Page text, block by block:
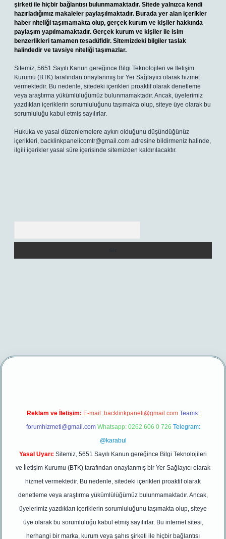
şirketi ile hiçbir bağlantısı bulunmamaktadır. Sitede yalnızca kendi
hazırladığımız makaleler paylaşılmaktadır. Burada yer alan içerikler
haber niteliği taşımamakta olup, gerçek kurum ve kişiler hakkında
paylaşım yapılmamaktadır. Gerçek kurum ve kişiler ile isim
benzerlikleri tamamen tesadüfidir. Sitemizdeki bilgiler taslak
halindedir ve tavsiye niteliği taşımazlar.
Sitemiz, 5651 Sayılı Kanun gereğince Bilgi Teknolojileri ve İletişim
Kurumu (BTK) tarafından onaylanmış bir Yer Sağlayıcı olarak hizmet
vermektedir. Bu nedenle, sitedeki içerikleri proaktif olarak denetleme
veya araştırma yükümlülüğümüz bulunmamaktadır. Ancak, üyelerimiz
yazdıkları içeriklerin sorumluluğunu taşımakta olup, siteye üye olarak bu
sorumluluğu kabul etmiş sayılırlar.
Hukuka ve yasal düzenlemelere aykırı olduğunu düşündüğünüz
içerikleri, backlinkpanelicomtr@gmail.com adresine bildirmeniz halinde,
ilgili içerikler yasal süre içerisinde sitemizden kaldırılacaktır.
yeni giriş
Reklam ve İletişim: E-mail: backlinkpaneli@gmail.com Teams:
forumhizmeti@gmail.com Whatsapp: 0262 606 0 726 Telegram:
@karabul
Yasal Uyarı: Sitemiz, 5651 Sayılı Kanun gereğince Bilgi Teknolojileri
ve İletişim Kurumu (BTK) tarafından onaylanmış bir Yer Sağlayıcı olarak
hizmet vermektedir. Bu nedenle, sitedeki içerikleri proaktif olarak
denetleme veya araştırma yükümlülüğümüz bulunmamaktadır. Ancak,
üyelerimiz yazdıkları içeriklerin sorumluluğunu taşımakta olup, siteye
üye olarak bu sorumluluğu kabul etmiş sayılırlar. Bu internet sitesi,
herhangi bir marka, kurum veya şahıs şirketi ile hiçbir bağlantısı